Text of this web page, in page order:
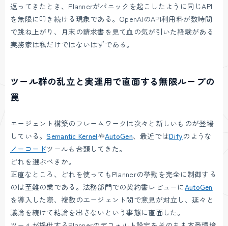
返ってきたとき、Plannerがパニックを起こしたように同じAPI
を無限に叩き続ける現象である。OpenAIのAPI利用料が数時間
で跳ね上がり、月末の請求書を見て血の気が引いた経験がある
実務家は私だけではないはずである。
ツール群の乱立と実運用で直面する無限ループの
罠
エージェント構築のフレームワークは次々と新しいものが登場
している。Semantic KernelやAutoGen、最近ではDifyのような
ノーコードツールも台頭してきた。
どれを選ぶべきか。
正直なところ、どれを使ってもPlannerの挙動を完全に制御する
のは至難の業である。法務部門での契約書レビューにAutoGen
を導入した際、複数のエージェント間で意見が対立し、延々と
議論を続けて結論を出さないという事態に直面した。